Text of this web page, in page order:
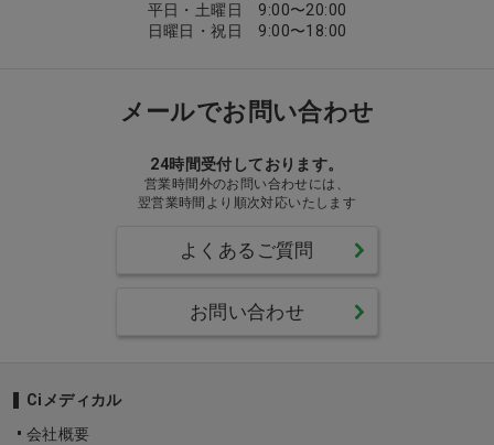
平日・土曜日 9:00〜20:00
日曜日・祝日 9:00〜18:00
メールでお問い合わせ
24時間受付しております。
営業時間外のお問い合わせには、
翌営業時間より順次対応いたします
よくあるご質問
お問い合わせ
Ciメディカル
会社概要